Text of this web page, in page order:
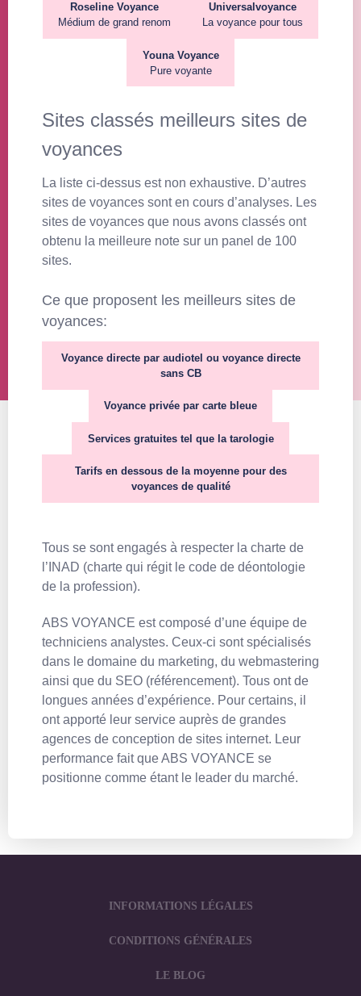
Roseline Voyance
Médium de grand renom
Universalvoyance
La voyance pour tous
Youna Voyance
Pure voyante
Sites classés meilleurs sites de
voyances
La liste ci-dessus est non exhaustive. D’autres
sites de voyances sont en cours d’analyses. Les
sites de voyances que nous avons classés ont
obtenu la meilleure note sur un panel de 100
sites.
Ce que proposent les meilleurs sites de
voyances:
Voyance directe par audiotel ou voyance directe
sans CB
Voyance privée par carte bleue
Services gratuites tel que la tarologie
Tarifs en dessous de la moyenne pour des
voyances de qualité
Tous se sont engagés à respecter la charte de
l’INAD (charte qui régit le code de déontologie
de la profession).
ABS VOYANCE est composé d’une équipe de
techniciens analystes. Ceux-ci sont spécialisés
dans le domaine du marketing, du webmastering
ainsi que du SEO (référencement). Tous ont de
longues années d’expérience. Pour certains, il
ont apporté leur service auprès de grandes
agences de conception de sites internet. Leur
performance fait que ABS VOYANCE se
positionne comme étant le leader du marché.
INFORMATIONS LÉGALES
CONDITIONS GÉNÉRALES
LE BLOG